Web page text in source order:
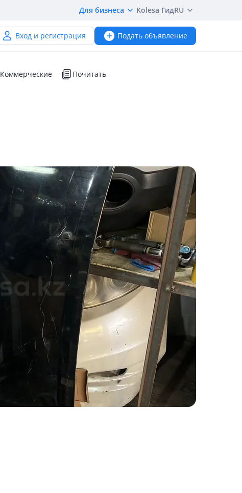
Для бизнеса Kolesa ГидRU
Вход и регистрация Подать объявление
Коммерческие Почитать